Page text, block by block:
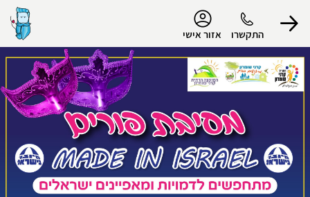
התקשרו אזור אישי
הפרופיל שלי
התנתק